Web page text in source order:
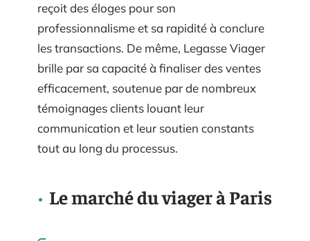
reçoit des éloges pour son
professionnalisme et sa rapidité à conclure
les transactions. De même, Legasse Viager
brille par sa capacité à finaliser des ventes
efficacement, soutenue par de nombreux
témoignages clients louant leur
communication et leur soutien constants
tout au long du processus.
Le marché du viager à Paris